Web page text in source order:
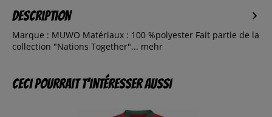
Description
Marque : MUWO Matériaux : 100 %polyester Fait partie de la
collection "Nations Together"... mehr
Ceci pourrait t’intéresser aussi